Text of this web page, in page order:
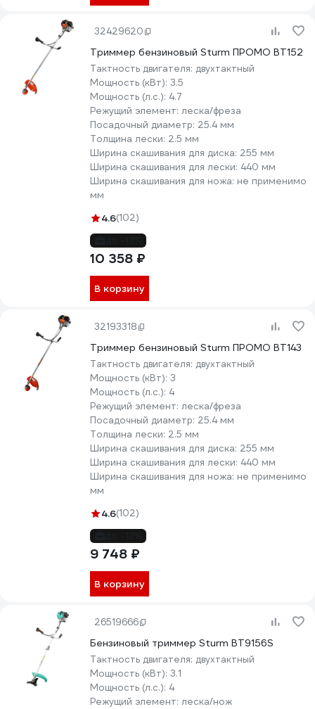
32429620
Триммер бензиновый Sturm ПРОМО BT152
Тактность двигателя: двухтактный
Мощность (кВт): 3.5
Мощность (л.с.): 4.7
Режущий элемент: леска/фреза
Посадочный диаметр: 25.4 мм
Толщина лески: 2.5 мм
Ширина скашивания для диска: 255 мм
Ширина скашивания для лески: 440 мм
Ширина скашивания для ножа: не применимо
мм
4.6(102)
10 358 ₽
В корзину
32193318
Триммер бензиновый Sturm ПРОМО BT143
Тактность двигателя: двухтактный
Мощность (кВт): 3
Мощность (л.с.): 4
Режущий элемент: леска/фреза
Посадочный диаметр: 25.4 мм
Толщина лески: 2.5 мм
Ширина скашивания для диска: 255 мм
Ширина скашивания для лески: 440 мм
Ширина скашивания для ножа: не применимо
мм
4.6(102)
9 748 ₽
В корзину
26519666
Бензиновый триммер Sturm BT9156S
Тактность двигателя: двухтактный
Мощность (кВт): 3.1
Мощность (л.с.): 4
Режущий элемент: леска/нож